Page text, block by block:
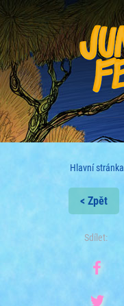
Hlavní stránka
< Zpět
Sdílet: